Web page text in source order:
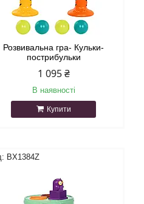
Розвивальна гра- Кульки-
пострибульки
1 095 ₴
В наявності
Купити
BX1384Z